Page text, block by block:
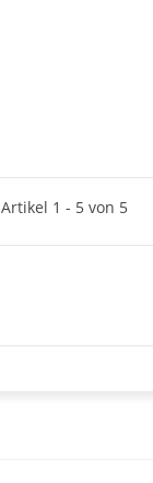
Artikel 1 - 5 von 5